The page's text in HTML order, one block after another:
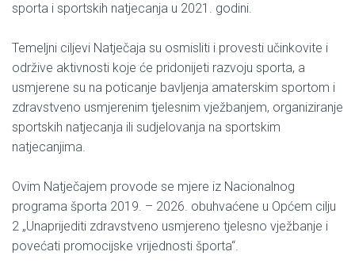
sporta i sportskih natjecanja u 2021. godini.
Temeljni ciljevi Natječaja su osmisliti i provesti učinkovite i
održive aktivnosti koje će pridonijeti razvoju sporta, a
usmjerene su na poticanje bavljenja amaterskim sportom i
zdravstveno usmjerenim tjelesnim vježbanjem, organiziranje
sportskih natjecanja ili sudjelovanja na sportskim
natjecanjima.
Ovim Natječajem provode se mjere iz Nacionalnog
programa športa 2019. – 2026. obuhvaćene u Općem cilju
2 „Unaprijediti zdravstveno usmjereno tjelesno vježbanje i
povećati promocijske vrijednosti športa“.